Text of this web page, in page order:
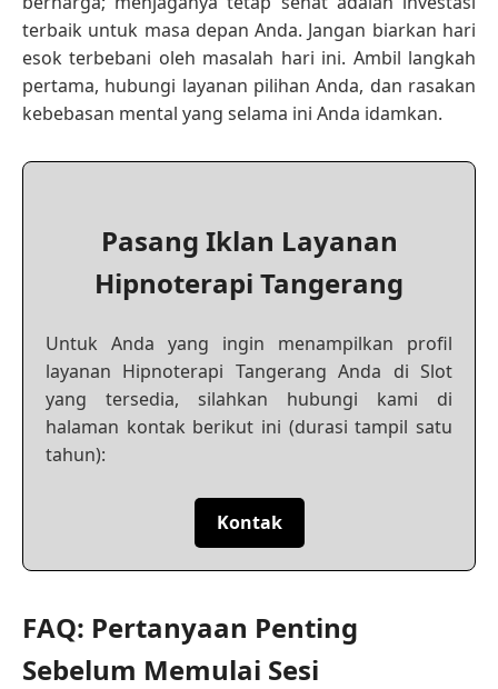
terbaik untuk masa depan Anda. Jangan biarkan hari
esok terbebani oleh masalah hari ini. Ambil langkah
pertama, hubungi layanan pilihan Anda, dan rasakan
kebebasan mental yang selama ini Anda idamkan.
Pasang Iklan Layanan
Hipnoterapi Tangerang
Untuk Anda yang ingin menampilkan profil
layanan Hipnoterapi Tangerang Anda di Slot
yang tersedia, silahkan hubungi kami di
halaman kontak berikut ini (durasi tampil satu
tahun):
Kontak
FAQ: Pertanyaan Penting
Sebelum Memulai Sesi